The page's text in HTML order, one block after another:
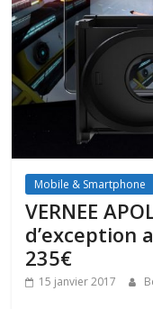
Mobile & Smartphone
VERNEE
d’exception
235€
15 janvier 2017